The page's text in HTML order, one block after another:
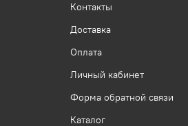
Контакты
Доставка
Оплата
Личный кабинет
Форма обратной связи
Каталог